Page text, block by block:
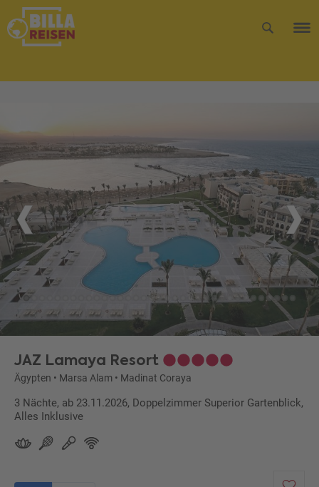
JAZ Lamaya Resort
Ägypten • Marsa Alam • Madinat Coraya
3 Nächte, ab 23.11.2026, Doppelzimmer Superior Gartenblick,
Alles Inklusive